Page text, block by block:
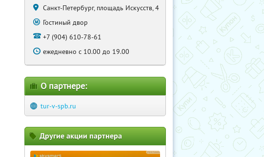
Санкт-Петербург, площадь Искусств, 4
Гостиный двор
+7 (904) 610-78-61
ежедневно с 10.00 до 19.00
О партнере:
tur-v-spb.ru
Другие акции партнера